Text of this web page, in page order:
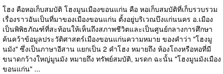
โฮง คือหอเก็บสมบัติ โฮงมูนเมืองขอนแก่น คือ หอเก็บสมบัติที่เก็บรวบรวม
เรื่องราวอันเป็นที่มาของเมืองขอนแก่น ตั้งอยู่บริเวณบึงแก่นนคร อ.เมือง
เป็นพิพิธภัณฑ์ที่สะท้อนให้เห็นถึงสภาพชีวิตและเป็นศูนย์กลางการศึกษา
ค้นคว้าข้อมูลประวัติศาสตร์เมืองขอนแก่นความหมาย ของคำว่า "โฮงมู
นมัง" ซึ่งเป็นภาษาอีสาน แยกเป็น 2 คำโฮง หมายถึง ห้องโถงหรือหอที่มี
ขนาดกว้างใหญ่มูนมัง หมายถึง ทรัพย์สมบัติ, มรดก ฉะนั้น "โฮงมูนมังเมือง
ขอนแก่น" ...